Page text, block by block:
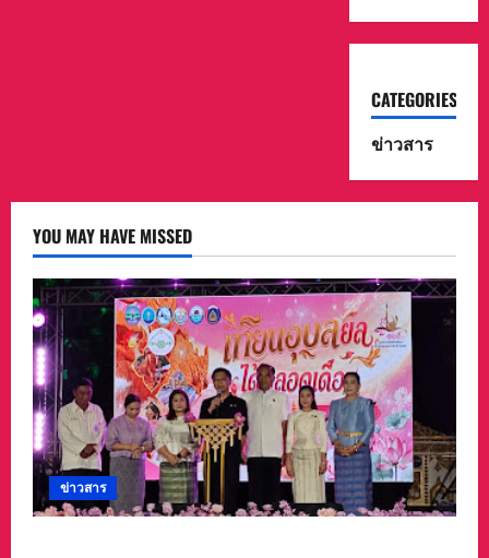
CATEGORIES
ข่าวสาร
YOU MAY HAVE MISSED
ข่าวสาร